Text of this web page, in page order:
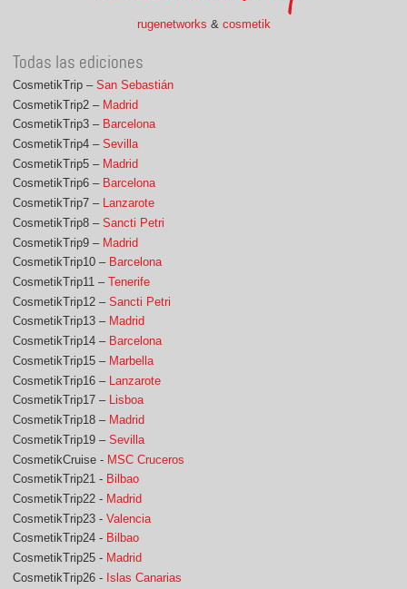
rugenetworks & cosmetik
Todas las ediciones
CosmetikTrip –San Sebastián
CosmetikTrip2 – Madrid
CosmetikTrip3 – Barcelona
CosmetikTrip4 –Sevilla
CosmetikTrip5 – Madrid
CosmetikTrip6 – Barcelona
CosmetikTrip7 – Lanzarote
CosmetikTrip8 –Sancti Petri
CosmetikTrip9 – Madrid
CosmetikTrip10 – Barcelona
CosmetikTrip11 –Tenerife
CosmetikTrip12 –Sancti Petri
CosmetikTrip13 – Madrid
CosmetikTrip14 – Barcelona
CosmetikTrip15 – Marbella
CosmetikTrip16 – Lanzarote
CosmetikTrip17 – Lisboa
CosmetikTrip18 – Madrid
CosmetikTrip19 –Sevilla
CosmetikCruise - MSC Cruceros
CosmetikTrip21 - Bilbao
CosmetikTrip22 - Madrid
CosmetikTrip23 -Valencia
CosmetikTrip24 - Bilbao
CosmetikTrip25 - Madrid
CosmetikTrip26 - Islas Canarias